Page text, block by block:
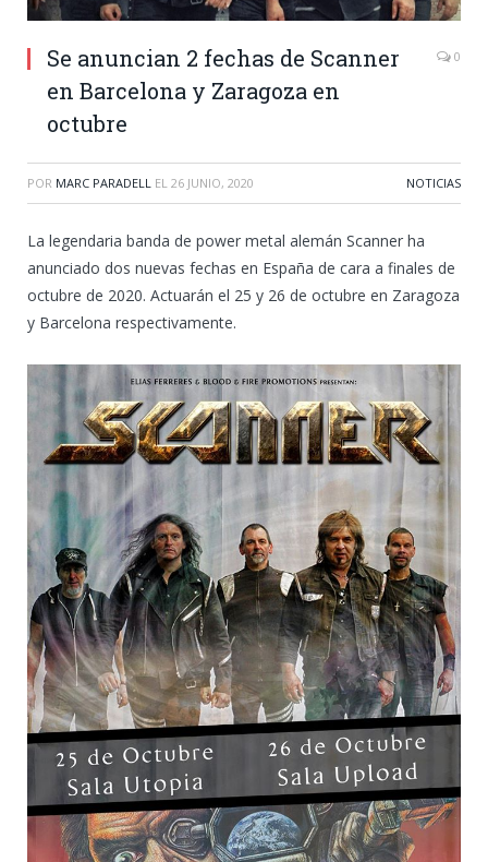
Se anuncian 2 fechas de Scanner
en Barcelona y Zaragoza en
octubre
0
POR MARC PARADELL EL 26 JUNIO, 2020 NOTICIAS
La legendaria banda de power metal alemán Scanner ha
anunciado dos nuevas fechas en España de cara a finales de
octubre de 2020. Actuarán el 25 y 26 de octubre en Zaragoza
y Barcelona respectivamente.